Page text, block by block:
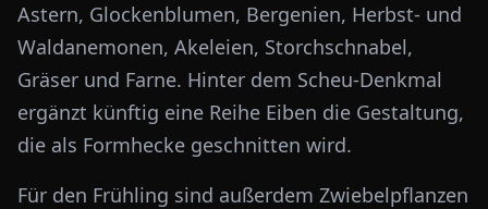
Astern, Glockenblumen, Bergenien, Herbst- und
Waldanemonen, Akeleien, Storchschnabel,
Gräser und Farne. Hinter dem Scheu-Denkmal
ergänzt künftig eine Reihe Eiben die Gestaltung,
die als Formhecke geschnitten wird.
Für den Frühling sind außerdem Zwiebelpflanzen